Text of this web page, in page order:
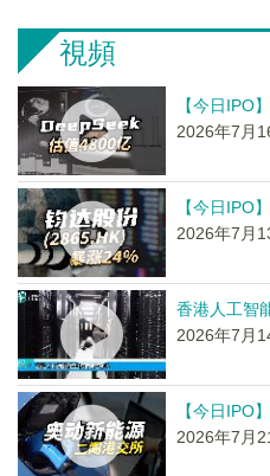
視頻
【今日IPO
2026年7月
【今日IPO
2026年7月
香港人工智
2026年7月
【今日IPO
2026年7月